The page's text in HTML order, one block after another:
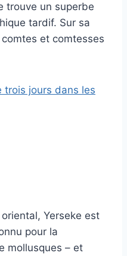
trouve un superbe
tardif. Sur sa
et comtesses
trois jours dans les
Yerseke est
pour la
mollusques – et